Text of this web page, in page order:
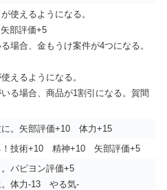
使えるようになる。
部評価+5
場合、金もうけ案件が4つになる。
えるようになる。
る場合、商品が1割引になる。賀間
に。矢部評価+10 体力+15
！技術+10 精神+10 矢部評価+5
パピヨン評価+5
。体力-13 やる気-